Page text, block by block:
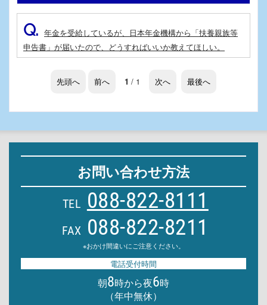
Q. 年金を受給しているが、日本年金機構から「扶養親族等
申告書」が届いたので、どうすればいいか教えてほしい。
先頭へ 前へ 1 / 1 次へ 最後へ
お問い合わせ方法
TEL 088-822-8111
FAX 088-822-8211
※おかけ間違いにご注意ください。
電話受付時間
朝8時から夜6時
（年中無休）